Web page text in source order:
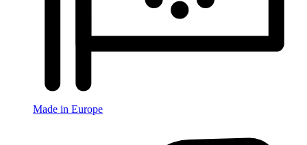
Made in Europe